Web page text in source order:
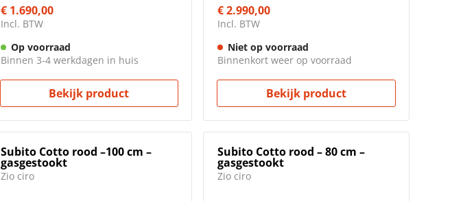
€ 1.690,00
Incl. BTW
Op voorraad
Binnen 3-4 werkdagen in huis
Bekijk product
€ 2.990,00
Incl. BTW
Niet op voorraad
Binnenkort weer op voorraad
Bekijk product
Subito Cotto rood –100 cm –
gasgestookt
Zio ciro
Subito Cotto rood – 80 cm –
gasgestookt
Zio ciro